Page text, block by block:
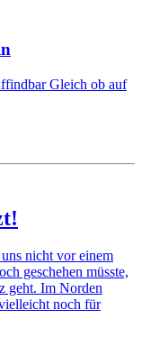
Gleich ob auf
nicht vor einem
geschehen müsste,
geht. Im Norden
noch für